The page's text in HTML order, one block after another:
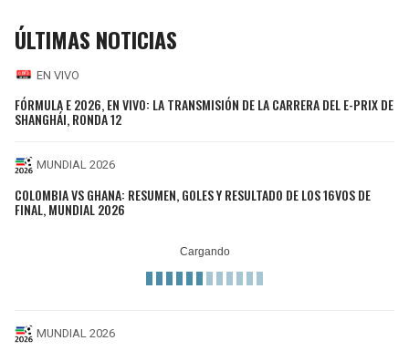
ÚLTIMAS NOTICIAS
EN VIVO
FÓRMULA E 2026, EN VIVO: LA TRANSMISIÓN DE LA CARRERA DEL E-PRIX DE
SHANGHÁI, RONDA 12
MUNDIAL 2026
COLOMBIA VS GHANA: RESUMEN, GOLES Y RESULTADO DE LOS 16VOS DE
FINAL, MUNDIAL 2026
MUNDIAL 2026